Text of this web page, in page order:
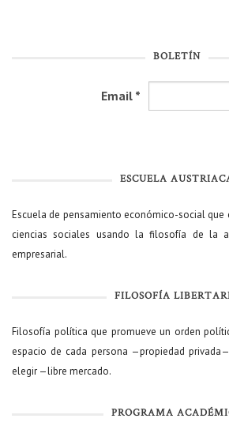
BOLETÍN
Email *
ESCUELA
Escuela de pensamiento económico-social
ciencias sociales usando la filosofía de la
empresarial.
FILOSOFÍA
Filosofía política que promueve un orden
espacio de cada persona —propiedad
elegir —libre mercado.
PROGRAMA